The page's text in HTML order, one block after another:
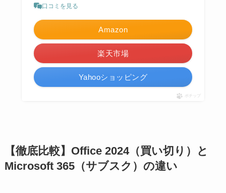
口コミを見る
Amazon
楽天市場
Yahooショッピング
ポチップ
【徹底比較】Office 2024（買い切り）と
Microsoft 365（サブスク）の違い